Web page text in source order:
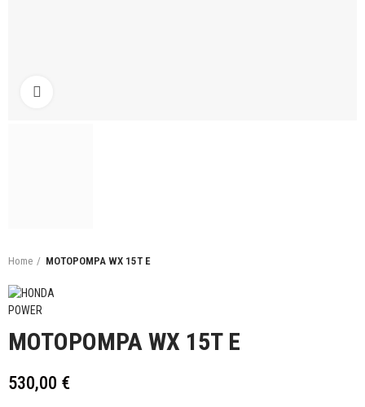
Home MOTOPOMPA WX 15T E
MOTOPOMPA WX 15T E
530,00 €